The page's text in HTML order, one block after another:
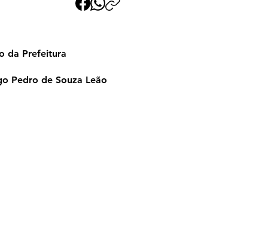
da Prefeitura
Pedro de Souza Leão